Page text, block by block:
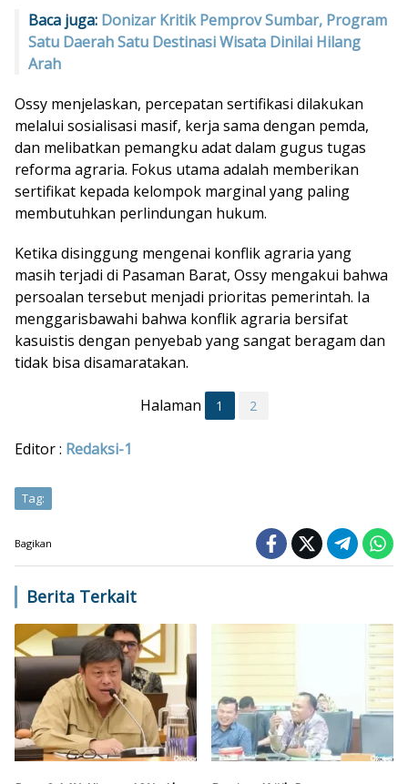
Baca juga: Donizar Kritik Pemprov Sumbar, Program
Satu Daerah Satu Destinasi Wisata Dinilai Hilang
Arah
Ossy menjelaskan, percepatan sertifikasi dilakukan
melalui sosialisasi masif, kerja sama dengan pemda,
dan melibatkan pemangku adat dalam gugus tugas
reforma agraria. Fokus utama adalah memberikan
sertifikat kepada kelompok marginal yang paling
membutuhkan perlindungan hukum.
Ketika disinggung mengenai konflik agraria yang
masih terjadi di Pasaman Barat, Ossy mengakui bahwa
persoalan tersebut menjadi prioritas pemerintah. Ia
menggarisbawahi bahwa konflik agraria bersifat
kasuistis dengan penyebab yang sangat beragam dan
tidak bisa disamaratakan.
Halaman 1 2
Editor : Redaksi-1
Tag:
Bagikan
Berita Terkait